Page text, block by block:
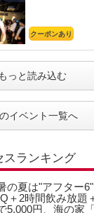
クーポンあり
もっと読み込む
イベント一覧へ
スランキング
の夏は"アフター
＋2時間飲み放題
5,000円、海の家